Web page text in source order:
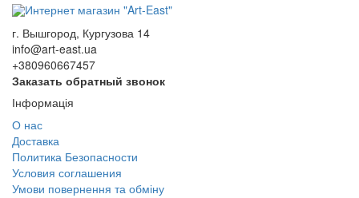
г. Вышгород, Кургузова 14
info@art-east.ua
+380960667457
Заказать обратный звонок
Інформація
О нас
Доставка
Политика Безопасности
Условия соглашения
Умови повернення та обміну